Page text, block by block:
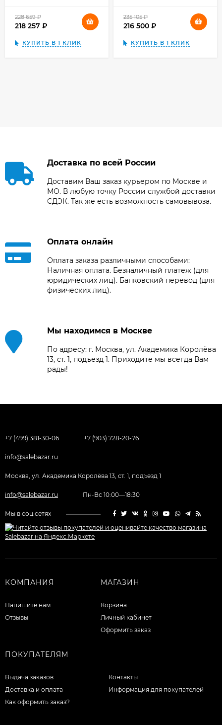
228 659
218 257
КУПИТЬ В 1 КЛИК
235 105
216 500
КУПИТЬ В 1 КЛИК
Доставка по всей России
Доставим Ваш заказ курьером по Москве и
МО. В любую точку России службой доставки
СДЭК. Так же есть возможность самовывоза.
Оплата онлайн
Оплата заказа различными способами:
Наличная оплата. Безналичный платеж (для
юридических лиц). Банковский перевод (для
физических лиц).
Мы находимся в Москве
По адресу: г. Москва, ул. Академика Королёва
13, ст. 1, подъезд 1. Приходите мы всегда Вам
рады!
+7 (499) 381-30-06 +7 (903) 728-20-76
info@salebazar.ru
Москва, ул. Академика Королёва 13, ст. 1, подъезд 1
info@salebazar.ru Пн-Вс 10:00—18:30
Мы в соц.сетях
КОМПАНИЯ
Напишите нам
Отзывы
МАГАЗИН
Корзина
Личный кабинет
Оформить заказ
ПОКУПАТЕЛЯМ
Выдача заказов
Доставка и оплата
Как оформить заказ?
Контакты
Информация для покупателей